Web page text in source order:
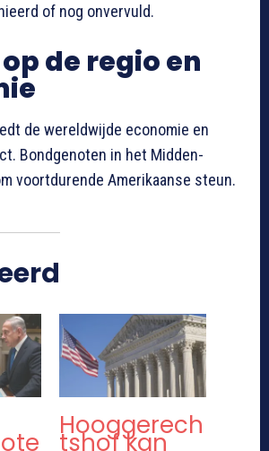
of nog onvervuld.
de regio en
de wereldwijde economie en
Bondgenoten in het Midden-
voortdurende Amerikaanse steun.
Hooggerech
tshof kan